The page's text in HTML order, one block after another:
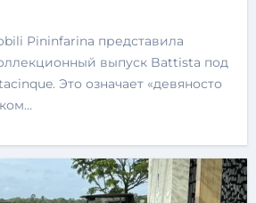
выпуск Battista под
Это означает «девяносто